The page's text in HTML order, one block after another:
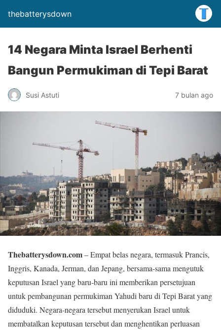
thebatterysdown
14 Negara Minta Israel Berhenti
Bangun Permukiman di Tepi Barat
Susi Astuti 7 bulan ago
Thebatterysdown.com– Empat belas negara, termasuk Prancis,
Inggris, Kanada, Jerman, dan Jepang, bersama-sama mengutuk
keputusan Israel yang baru-baru ini memberikan persetujuan
untuk pembangunan permukiman Yahudi baru di Tepi Barat yang
diduduki. Negara-negara tersebut menyerukan Israel untuk
membatalkan keputusan tersebut dan menghentikan perluasan